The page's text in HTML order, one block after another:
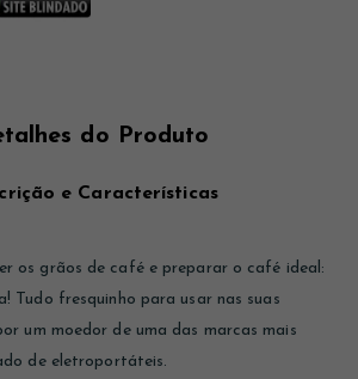
do Produto
e Características
os grãos de café e preparar o café ideal:
Tudo fresquinho para usar nas suas
um moedor de uma das marcas mais
de eletroportáteis.